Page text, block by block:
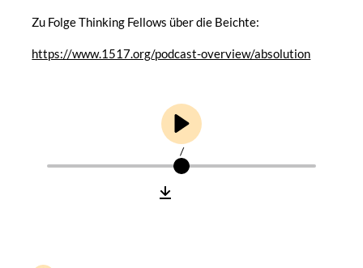
Zu Folge Thinking Fellows über die Beichte:
https://www.1517.org/podcast-overview/absolution
/